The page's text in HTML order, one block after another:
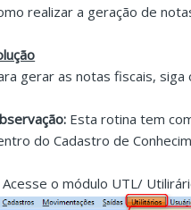
realizar a geração de
gerar as notas fiscais, siga
Esta rotina tem
do Cadastro de
Acesse o módulo UTL/